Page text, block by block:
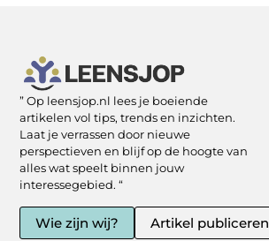
” Op leensjop.nl lees je boeiende
artikelen vol tips, trends en inzichten.
Laat je verrassen door nieuwe
perspectieven en blijf op de hoogte van
alles wat speelt binnen jouw
interessegebied. “
Wie zijn wij? Artikel publiceren